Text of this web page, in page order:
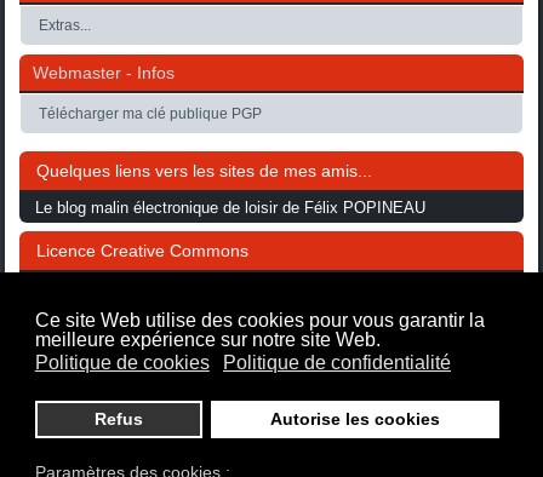
Ce site Web utilise des cookies pour vous garantir la
meilleure expérience sur notre site Web.
Politique de cookies
Politique de confidentialité
Refus Autorise les cookies
Paramètres des cookies :
Extras...
Webmaster - Infos
Télécharger ma clé publique PGP
Quelques liens vers les sites de mes amis...
Le blog malin électronique de loisir de Félix POPINEAU
Licence Creative Commons
est mis
à disposition selon les termes de la
Commons
dans les Mêmes Conditions
3.0 France.